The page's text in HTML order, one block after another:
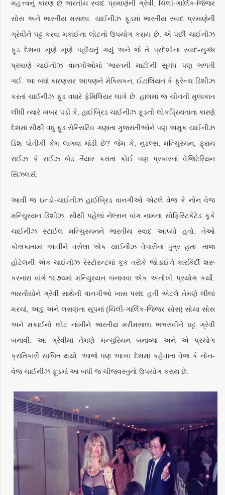
મહત્ત્વનું કારણ છે ભારતીય સ્વાદ પ્રમાણેની ગ્રેવી, ચિલી-ગાર્લિક-જિંજર
સોસ અને ભારતીય મસાલા. ચાઈનીઝ ફૂડમાં ભારતીય સ્વાદ પ્રમાણેની
ગ્રેવીને ઘટ્ટ કરવા મકાઈના લોટનો ઉપયોગ કરાય છે. એ પછી ચાઈનીઝ
ફૂડ દેશના ખૂણે ખૂણે પહોંચતું ગયું અને જે તે પ્રદેશોના સ્વાદ-સુગંધ
પ્રમાણે ચાઈનીઝ વાનગીઓમાં 'ભારતની માટી'ની સુગંધ પણ ભળતી
ગઈ. આ બધાં કારણસર આપણને મેક્સિકન, ઈટાલિયન કે ફ્રેન્ચ ડિશીઝ
કરતાં ચાઈનીઝ ફૂડ વધારે ફેમિલિયર લાગે છે. હાલમાં જ ચીનની મુલાકાત
લીધી ત્યારે ખબર પડી કે, હાઈબ્રિડ ચાઈનીઝ ફૂડની લોકપ્રિયતાના કારણે
દેશમાં સૌથી વધુ ફૂડ સેન્સિટિવ ગણાતા ગુજરાતીઓને પણ અમુક ચાઈનીઝ
ડિશ પોતીકી કેમ લાગવા માંડી છે? જેમ કે, નુડલ્સ, મન્ચુિરયન, ફ્રાય
રાઈઝ કે રાઈઝ બેડ તૈયાર કરાતાં કોઈ પણ પ્રકારનાં વેજિટેરિયન
સિઝલર્સ.
આવી જ ઇન્ડો-ચાઈનીઝ હાઈબ્રિડ વાનગીઓ એટલે વેજ કે નોન વેજ
મન્ચુિરયન ડિશીઝ. સૌથી પહેલાં નેલ્સન વાંગ નામના સોફિસ્ટિકેટેડ કૂકે
ચાઈનીઝ સ્ટાઈલ મન્ચુિરયનને ભારતીય સ્વાદ આપ્યો હતો. તેઓ
કોલકાતામાં આવીને વસેલા એક ચાઈનીઝ વેપારીના પુત્ર હતા. તાજ
હોટેલની એક ચાઈનીઝ રેસ્ટોરન્ટમાં કૂક તરીકે જોડાઈને કારકિર્દી શરૂ
કરનારા વાંગે ૧૯૭૦માં મન્ચુિરયન બનાવવા એક અનોખો પ્રયોગ કર્યો.
ભારતીયોને ગ્રેવી સાથેની વાનગીઓ ખાસ પસંદ હતી એટલે તેમણે લીલાં
મરચાં, આદુ અને લસણના સૂપમાં (ચિલી-ગાર્લિક-જિંજર સોસ) સોયા સોસ
અને મકાઈનો લોટ નાંખીને ભારતીય મરીમસાલા ભભરાવીને ઘટ્ટ ગ્રેવી
બનાવી. આ ગ્રેવીમાં તેમણે મન્ચુરિયન બનાવ્યા અને એ પ્રયોગ
ક્રાંતિકારી સાબિત થયો. આજે પણ આખા દેશમાં કહેવાતા વેજ કે નોન-
વેજ ચાઈનીઝ ફૂડમાં આ બધી જ ચીજવસ્તુનો ઉપયોગ કરાય છે.